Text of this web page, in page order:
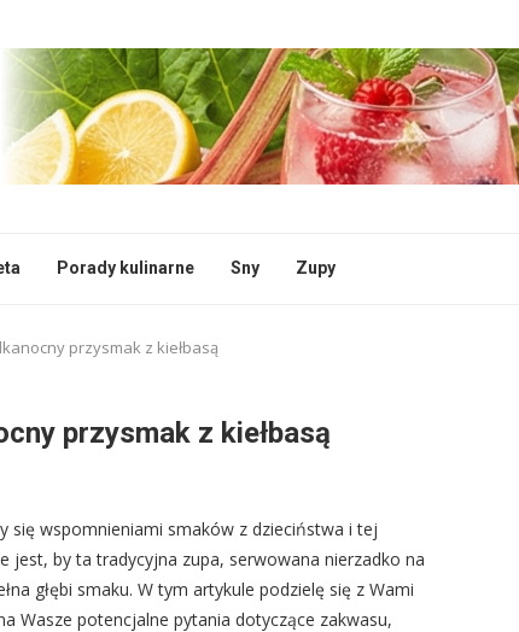
Porady kulinarne Sny Zupy
przysmak z kiełbasą
przysmak z kiełbasą
się wspomnieniami smaków z dzieciństwa i tej
jest, by ta tradycyjna zupa, serwowana nierzadko na
głębi smaku. W tym artykule podzielę się z Wami
Wasze potencjalne pytania dotyczące zakwasu,